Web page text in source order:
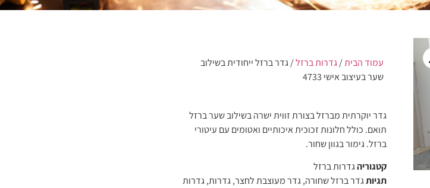
עמוד הבית/גדרות ברזל/ גדר ברזל ייחודית בשילוב
שער בעיצוב אישי 4733
גדר יוקרתית מברזל בצורת זווית ישרה בשילוב שער ברזל
תואם. כולל חלונות זכוכית איכותיים ואטומים עם עיטורי
ברזל. גימור בגוון שחור.
קטגוריהגדרות ברזל
תגיותגדר ברזל שחורה,גדר מעוצבת לחצר,גדרות,גדרות